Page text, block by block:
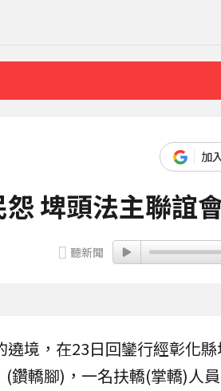
回應
52分鐘前
加
埤頭法主聯誼
聽新聞
遶境，在23日回鑾行經彰化
(鑽轎腳)，一名扶轎(掌轎)人